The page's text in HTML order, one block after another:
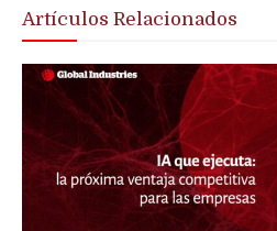
Artículos Relacionados